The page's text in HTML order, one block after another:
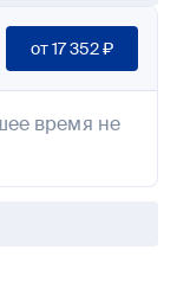
от17 352 ₽
время не